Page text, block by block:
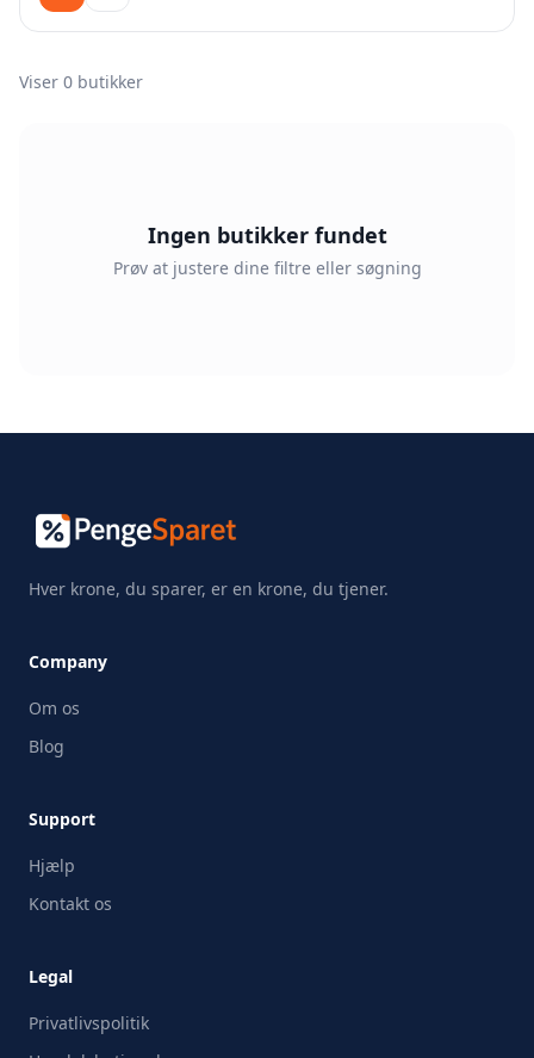
Viser 0 butikker
Ingen butikker fundet
Prøv at justere dine filtre eller søgning
Hver krone, du sparer, er en krone, du tjener.
Company
Om os
Blog
Support
Hjælp
Kontakt os
Legal
Privatlivspolitik